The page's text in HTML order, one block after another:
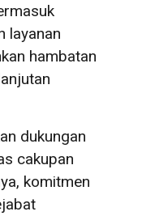
layanan
hambatan
dukungan
cakupan
komitmen